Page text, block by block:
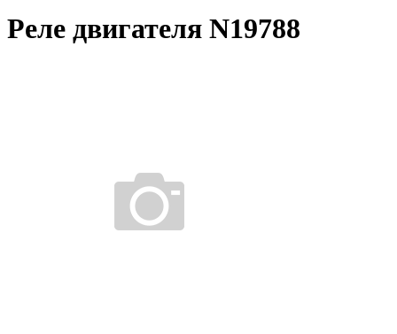
Реле двигателя N19788